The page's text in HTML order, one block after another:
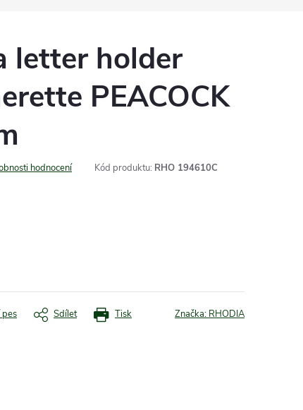
letter holder
PEACOCK
hodnocení Kód produktu: RHO 194610C
Tisk
pes Sdílet Značka: RHODIA